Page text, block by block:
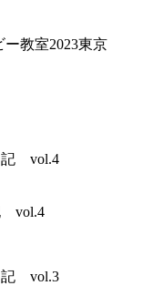
ー教室2023東京
vol.4